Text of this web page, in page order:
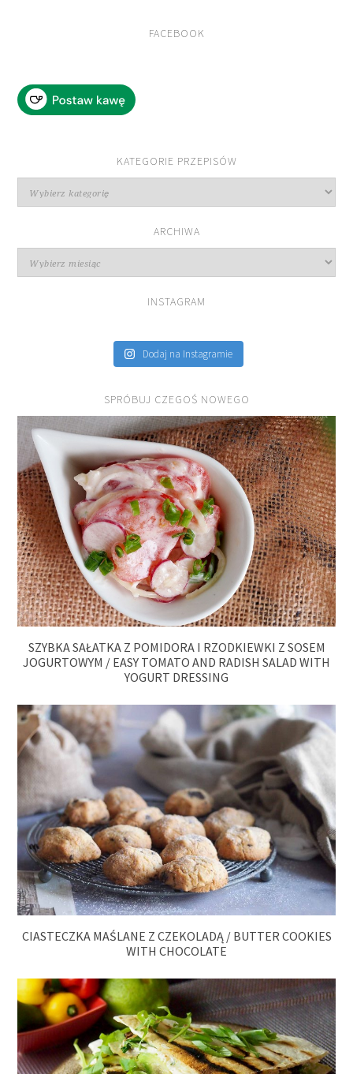
FACEBOOK
KATEGORIE PRZEPISÓW
przepisów
ARCHIWA
INSTAGRAM
Dodaj na Instagramie
SPRÓBUJ CZEGOŚ NOWEGO
SZYBKA SAŁATKA Z POMIDORA I RZODKIEWKI Z SOSEM
JOGURTOWYM / EASY TOMATO AND RADISH SALAD WITH
YOGURT DRESSING
CIASTECZKA MAŚLANE Z CZEKOLADĄ / BUTTER COOKIES
WITH CHOCOLATE